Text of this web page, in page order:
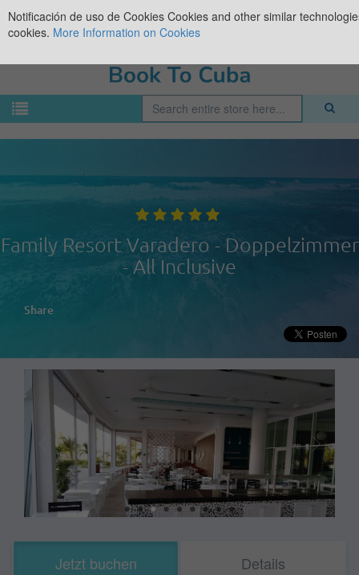
Family Resort Varadero - Doppelzimmer
- All Inclusive
Share
Jetzt buchen Details
Notificación de uso de Cookies Cookies and other similar
cookies. More Information on Cookies